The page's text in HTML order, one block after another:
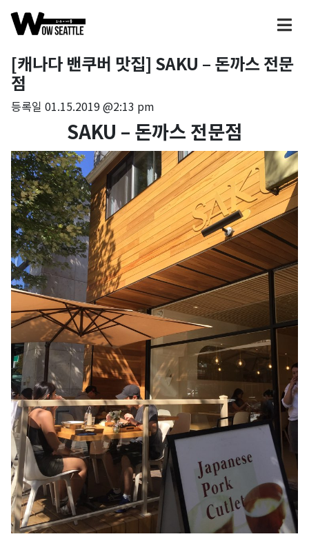
[캐나다 밴쿠버 맛집] SAKU – 돈까스 전문
점
등록일 01.15.2019 @2:13 pm
SAKU – 돈까스 전문점